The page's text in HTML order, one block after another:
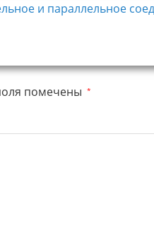
и параллельное
помечены *